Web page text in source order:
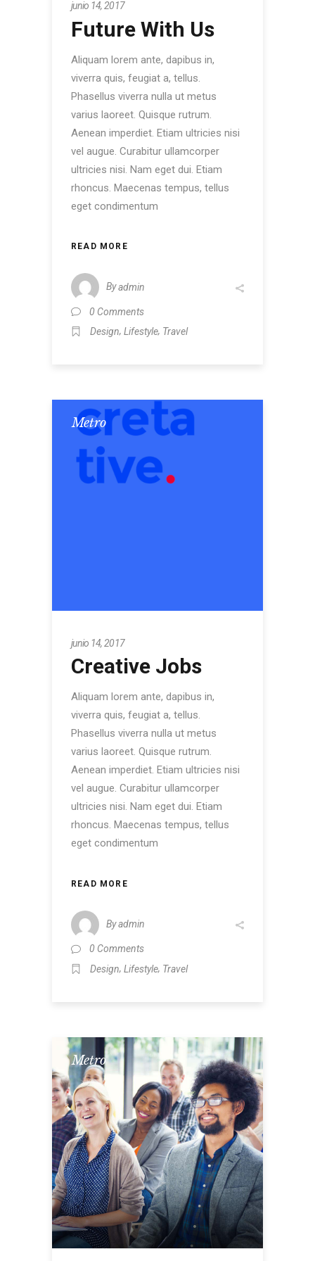
junio 14, 2017
Future With Us
Aliquam lorem ante, dapibus in,
viverra quis, feugiat a, tellus.
Phasellus viverra nulla ut metus
varius laoreet. Quisque rutrum.
Aenean imperdiet. Etiam ultricies nisi
vel augue. Curabitur ullamcorper
ultricies nisi. Nam eget dui. Etiam
rhoncus. Maecenas tempus, tellus
eget condimentum
READ MORE
Byadmin
0 Comments
Design, Lifestyle, Travel
Metro
junio 14, 2017
Creative Jobs
Aliquam lorem ante, dapibus in,
viverra quis, feugiat a, tellus.
Phasellus viverra nulla ut metus
varius laoreet. Quisque rutrum.
Aenean imperdiet. Etiam ultricies nisi
vel augue. Curabitur ullamcorper
ultricies nisi. Nam eget dui. Etiam
rhoncus. Maecenas tempus, tellus
eget condimentum
READ MORE
Byadmin
0 Comments
Design, Lifestyle, Travel
Metro